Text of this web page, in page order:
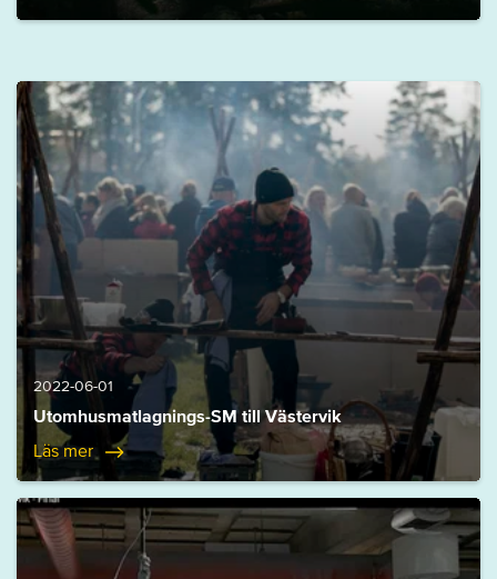
2022-06-01
Utomhusmatlagnings-SM till Västervik
Läs mer